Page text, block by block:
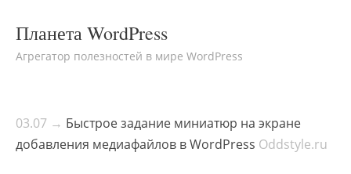
Планета WordPress
Агрегатор полезностей в мире WordPress
03.07 → Быстрое задание миниатюр на экране
добавления медиафайлов в WordPress Oddstyle.ru